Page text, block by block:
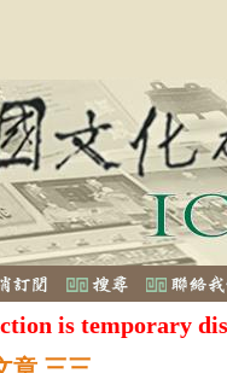
is temporary